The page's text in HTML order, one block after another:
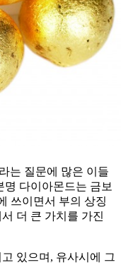
는 질문에 많은 이들
명 다이아몬드는 금보
쓰이면서 부의 상징
더 큰 가치를 가진
있으며, 유사시에 그